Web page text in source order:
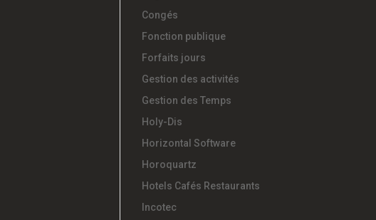
Congés
Fonction publique
Forfaits jours
Gestion des activités
Gestion des Temps
Holy-Dis
Horizontal Software
Horoquartz
Hotels Cafés Restaurants
Incotec